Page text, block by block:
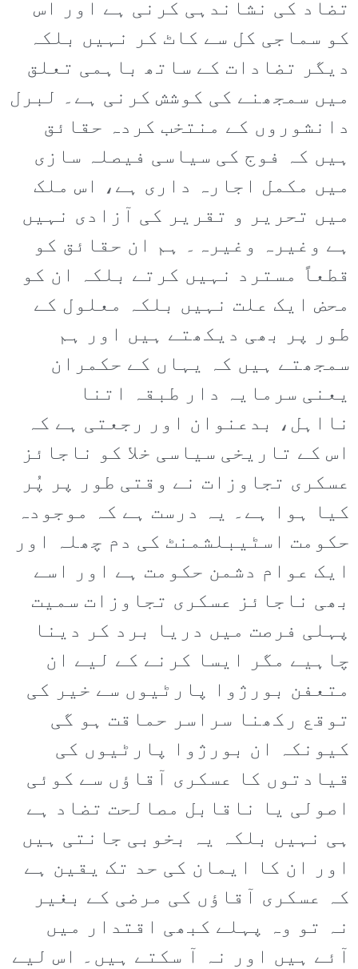
تضاد کی نشاندہی کرنی ہے اور اس
کو سماجی کل سے کاٹ کر نہیں بلکہ
دیگر تضادات کے ساتھ باہمی تعلق
میں سمجھنے کی کوشش کرنی ہے۔ لبرل
دانشوروں کے منتخب کردہ حقائق
ہیں کہ فوج کی سیاسی فیصلہ سازی
میں مکمل اجارہ داری ہے، اس ملک
میں تحریر و تقریر کی آزادی نہیں
ہے وغیرہ وغیرہ۔ ہم ان حقائق کو
قطعاً مسترد نہیں کرتے بلکہ ان کو
محض ایک علت نہیں بلکہ معلول کے
طور پر بھی دیکھتے ہیں اور ہم
سمجھتے ہیں کہ یہاں کے حکمران
یعنی سرمایہ دار طبقہ اتنا
نااہل، بدعنوان اور رجعتی ہے کہ
اس کے تاریخی سیاسی خلا کو ناجائز
عسکری تجاوزات نے وقتی طور پر پُر
کیا ہوا ہے۔ یہ درست ہے کہ موجودہ
حکومت اسٹیبلشمنٹ کی دم چھلہ اور
ایک عوام دشمن حکومت ہے اور اسے
بھی ناجائز عسکری تجاوزات سمیت
پہلی فرصت میں دریا برد کر دینا
چاہیے مگر ایسا کرنے کے لیے ان
متعفن بورژوا پارٹیوں سے خیر کی
توقع رکھنا سراسر حماقت ہو گی
کیونکہ ان بورژوا پارٹیوں کی
قیادتوں کا عسکری آقاؤں سے کوئی
اصولی یا ناقابل مصالحت تضاد ہے
ہی نہیں بلکہ یہ بخوبی جانتی ہیں
اور ان کا ایمان کی حد تک یقین ہے
کہ عسکری آقاؤں کی مرضی کے بغیر
نہ تو وہ پہلے کبھی اقتدار میں
آئے ہیں اور نہ آ سکتے ہیں۔ اس لیے